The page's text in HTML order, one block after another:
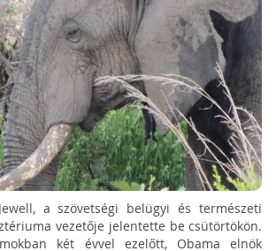
a szövetségi belügyi és természeti
vezetője jelentette be csütörtökön.
két évvel ezelőtt, Obama elnök